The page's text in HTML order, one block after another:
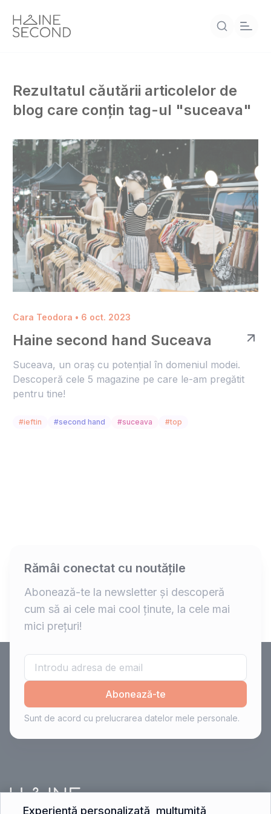
Rezultatul căutării articolelor de
blog care conțin tag-ul "suceava"
Cara Teodora • 6 oct. 2023
Haine second hand Suceava
Suceava, un oraș cu potențial în domeniul modei.
Descoperă cele 5 magazine pe care le-am pregătit
pentru tine!
#ieftin #second hand #suceava #top
Rămâi conectat cu noutățile
Abonează-te la newsletter și descoperă
cum să ai cele mai cool ținute, la cele mai
mici prețuri!
Abonează-te
Sunt de acord cu prelucrarea datelor mele personale.
Experiență personalizată, mulțumită